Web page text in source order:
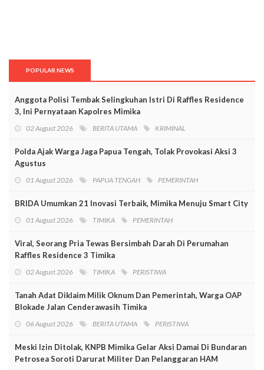
POPULAR NEWS
Anggota Polisi Tembak Selingkuhan Istri Di Raffles Residence
3, Ini Pernyataan Kapolres Mimika
02 August 2026 BERITA UTAMA KRIMINAL
Polda Ajak Warga Jaga Papua Tengah, Tolak Provokasi Aksi 3
Agustus
01 August 2026 PAPUA TENGAH PEMERINTAH
BRIDA Umumkan 21 Inovasi Terbaik, Mimika Menuju Smart City
01 August 2026 TIMIKA PEMERINTAH
Viral, Seorang Pria Tewas Bersimbah Darah Di Perumahan
Raffles Residence 3 Timika
02 August 2026 TIMIKA PERISTIWA
Tanah Adat Diklaim Milik Oknum Dan Pemerintah, Warga OAP
Blokade Jalan Cenderawasih Timika
06 August 2026 BERITA UTAMA PERISTIWA
Meski Izin Ditolak, KNPB Mimika Gelar Aksi Damai Di Bundaran
Petrosea Soroti Darurat Militer Dan Pelanggaran HAM